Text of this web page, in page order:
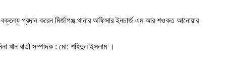
বক্তব্য প্রদান করেন মির্জাগঞ্জ থানার অফিসার ইনচার্জ এম আর শওকত আনোয়ার
খান বার্তা সম্পাদক : মো: শহিদুল ইসলাম ।